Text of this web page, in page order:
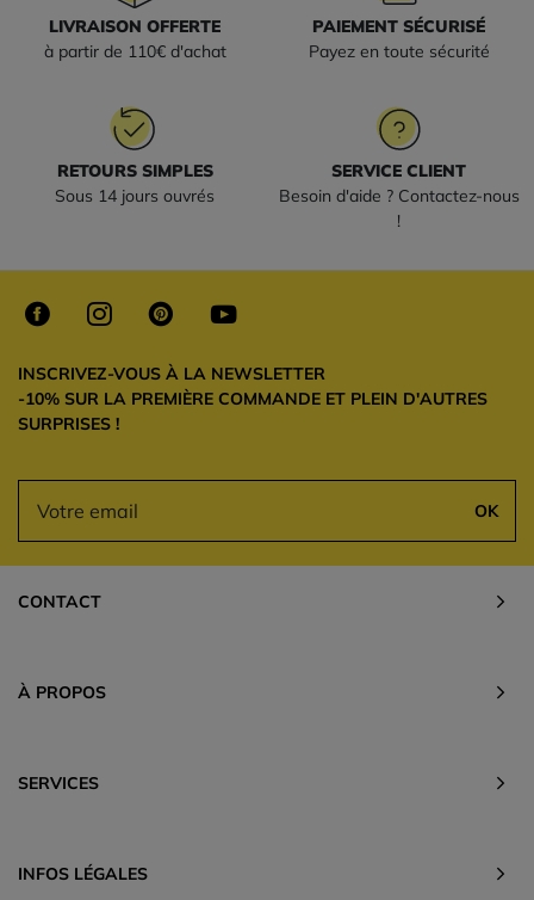
LIVRAISON OFFERTE
à partir de 110€ d'achat
PAIEMENT SÉCURISÉ
Payez en toute sécurité
RETOURS SIMPLES
Sous 14 jours ouvrés
SERVICE CLIENT
Besoin d'aide ? Contactez-nous
!
INSCRIVEZ-VOUS À LA NEWSLETTER
-10% SUR LA PREMIÈRE COMMANDE ET PLEIN D'AUTRES
SURPRISES !
OK
CONTACT
À PROPOS
SERVICES
INFOS LÉGALES